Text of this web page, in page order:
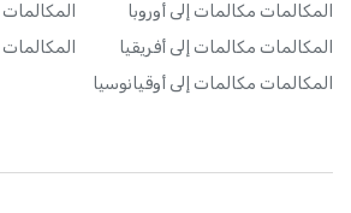
المكالمات مكالمات إلى أوروبا المكالمات
المكالمات مكالمات إلى أفريقيا المكالمات
المكالمات مكالمات إلى أوقيانوسيا